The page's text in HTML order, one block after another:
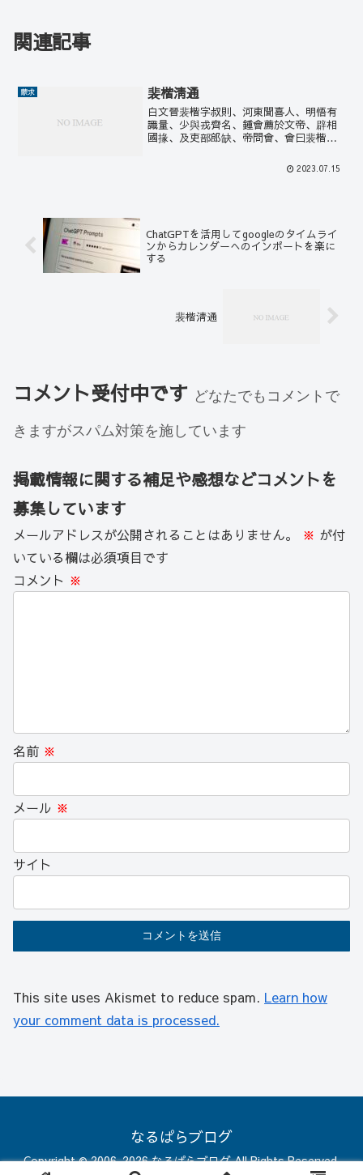
関連記事
蒙求 裴楷淸通
白文晉裴楷字叔則、河東聞喜人、明悟有
識量、少與戎齊名、鍾會薦於文帝、辟相
國掾、及吏部郎缺、帝問會、會曰裴楷清
風神高邁、容儀俊爽、博渉羣書、特精理
義、時謂之玉人、又稱、見叔則如近玉
2023.07.15
ChatGPTを活用してgoogleのタイムライ
ンからカレンダーへのインポートを楽に
する
裴楷淸通
コメント受付中です どなたでもコメントで
きますがスパム対策を施しています
掲載情報に関する補足や感想などコメントを
募集しています
メールアドレスが公開されることはありません。 ※ が付
いている欄は必須項目です
コメント ※
名前 ※
メール ※
サイト
This site uses Akismet to reduce spam. Learn how
your comment data is processed.
なるぱらブログ
Copyright © 2006-2026 なるぱらブログ All Rights Reserved.